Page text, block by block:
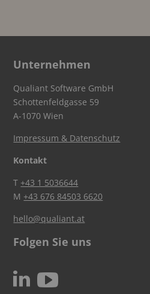
Unternehmen
Qualiant Software GmbH
Schottenfeldgasse 59
A-1070 Wien
Impressum & Datenschutz
Kontakt
T+43 1 5036644
M+43 676 84503 6620
hello@qualiant.at
Folgen Sie uns
N c